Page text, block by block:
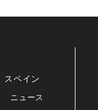
スペイン
ニュース